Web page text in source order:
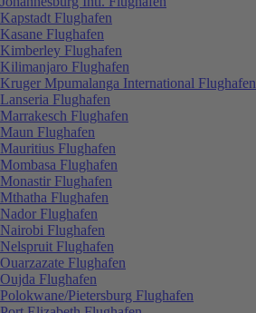
Kapstadt Flughafen
Kasane Flughafen
Kimberley Flughafen
Kilimanjaro Flughafen
Kruger Mpumalanga International Flughafen
Lanseria Flughafen
Marrakesch Flughafen
Maun Flughafen
Mauritius Flughafen
Mombasa Flughafen
Monastir Flughafen
Mthatha Flughafen
Nador Flughafen
Nairobi Flughafen
Nelspruit Flughafen
Ouarzazate Flughafen
Oujda Flughafen
Polokwane/Pietersburg Flughafen